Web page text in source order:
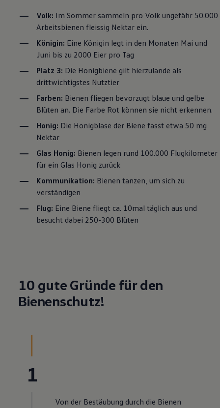
Volk: Im Sommer sammeln pro Volk ungefähr 50.000
Arbeitsbienen fleissig Nektar ein.
Königin: Eine Königin legt in den Monaten Mai und
Juni bis zu 2000 Eier pro Tag
Platz 3: Die Honigbiene gilt hierzulande als
drittwichtigstes Nutztier
Farben: Bienen fliegen bevorzugt blaue und gelbe
Blüten an. Die Farbe Rot können sie nicht erkennen.
Honig: Die Honigblase der Biene fasst etwa 50 mg
Nektar
Glas Honig: Bienen legen rund 100.000 Flugkilometer
für ein Glas Honig zurück
Kommunikation: Bienen tanzen, um sich zu
verständigen
Flug: Eine Biene fliegt ca. 10mal täglich aus und
besucht dabei 250-300 Blüten
10 gute Gründe für den
Bienenschutz!
1
Von der Bestäubung durch die Bienen